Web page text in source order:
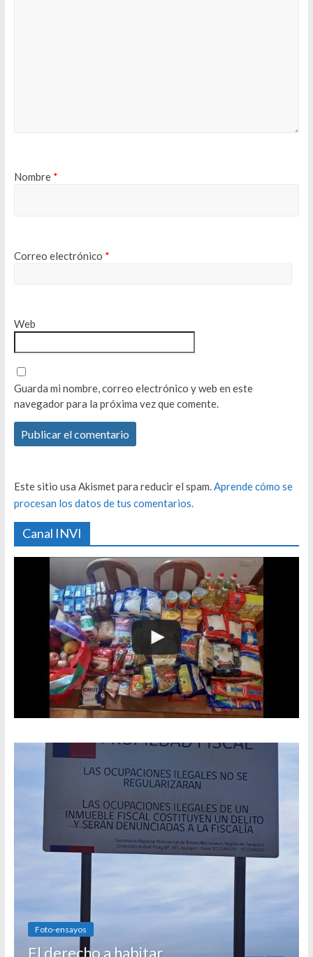
Nombre *
Correo electrónico *
Web
Guarda mi nombre, correo electrónico y web en este
navegador para la próxima vez que comente.
Este sitio usa Akismet para reducir el spam.Aprende cómo se
procesan los datos de tus comentarios.
Canal INVI
Foto-ensayos
El derecho a habitar